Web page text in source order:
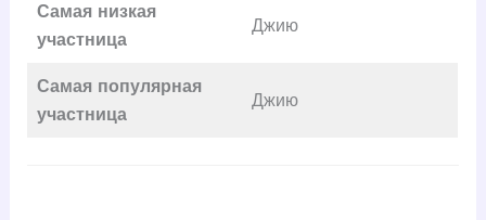
Самая низкая
участница
Джию
Самая популярная
участница
Джию